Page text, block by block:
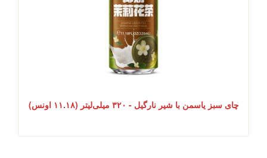
چای سبز یاسمن با شیر نارگیل - ۳۲۰ میلی‌لیتر (۱۱.۱۸ اونس)